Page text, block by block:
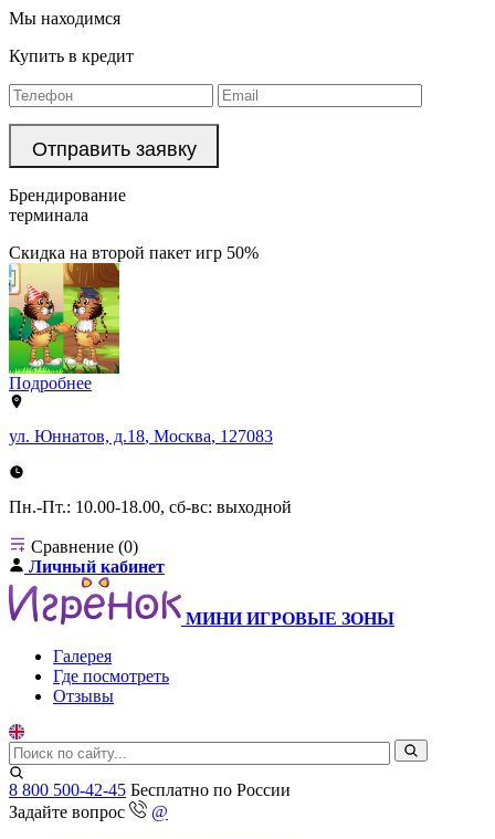
Мы находимся
Купить в кредит
Брендирование
терминала
Скидка на второй пакет игр 50%
Подробнее
ул. Юннатов, д.18, Москва, 127083
Пн.-Пт.: 10.00-18.00, сб-вс: выходной
Сравнение (0)
Личный кабинет
МИНИ ИГРОВЫЕ ЗОНЫ
Галерея
Где посмотреть
Отзывы
8 800 500-42-45 Бесплатно по России
Задайте вопрос
@